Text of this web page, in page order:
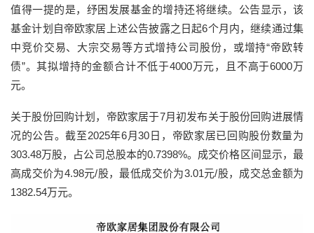
值得一提的是，纾困发展基金的增持还将继续。公告显示，该
基金计划自帝欧家居上述公告披露之日起6个月内，继续通过集
中竞价交易、大宗交易等方式增持公司股份，或增持“帝欧转
债”。其拟增持的金额合计不低于4000万元，且不高于6000万
元。
关于股份回购计划，帝欧家居于7月初发布关于股份回购进展情
况的公告。截至2025年6月30日，帝欧家居已回购股份数量为
303.48万股，占公司总股本的0.7398%。成交价格区间显示，最
高成交价为4.98元/股，最低成交价为3.01元/股，成交总金额为
1382.54万元。